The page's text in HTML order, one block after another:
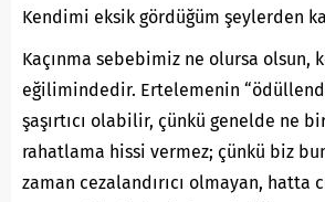
Kendimi eksik gördüğüm şeylerden
Kaçınma sebebimiz ne olursa olsun,
eğilimindedir. Ertelemenin
şaşırtıcı olabilir, çünkü genelde ne
rahatlama hissi vermez; çünkü biz
zaman cezalandırıcı olmayan, hatta